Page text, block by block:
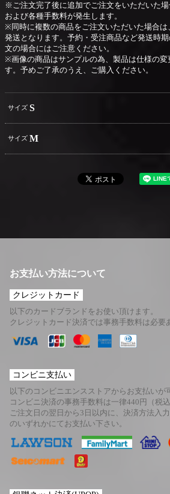
※ご注文完了後に追加でご注文をいただいた
および各種手数料が発生します。
※同時に複数の商品をご注文いただいた場合
発送となります。予約・受注商品など発送時
文の場合にはご注意ください。
※画像の商品はサンプルの為、製品は仕様の変
す。予めご了承のうえ、ご購入ください。
サイズ S
サイズ M
お支払い方法について
クレジットカード
以下のカードブランドをお使い頂けます。
クレジットカード決済では事務手数料は必要
コンビニ支払い
以下のコンビニエンスストアからお支払いが
コンビニ決済の事務手数料は一律440円（税
ご注文日の翌日から3日以内に、決済方法入
のいずれかにてお支払い下さい。